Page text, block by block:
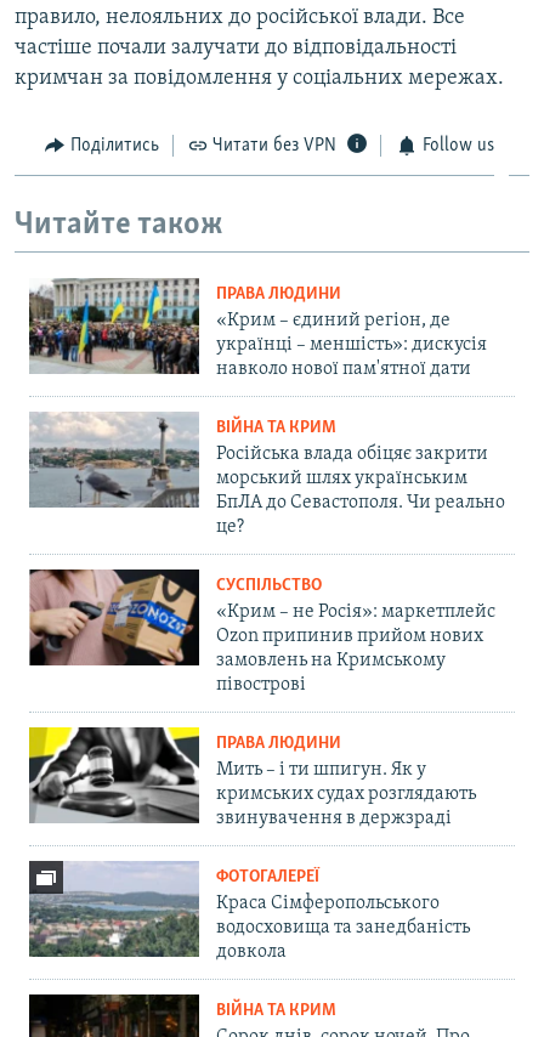
правило, нелояльних до російської влади. Все
частіше почали залучати до відповідальності
кримчан за повідомлення у соціальних мережах.
Поділитись Читати без VPN Follow us
Читайте також
ПРАВА ЛЮДИНИ
«Крим – єдиний регіон, де
українці – меншість»: дискусія
навколо нової пам'ятної дати
ВІЙНА ТА КРИМ
Російська влада обіцяє закрити
морський шлях українським
БпЛА до Севастополя. Чи реально
це?
СУСПІЛЬСТВО
«Крим – не Росія»: маркетплейс
Ozon припинив прийом нових
замовлень на Кримському
півострові
ПРАВА ЛЮДИНИ
Мить – і ти шпигун. Як у
кримських судах розглядають
звинувачення в держзраді
ФОТОГАЛЕРЕЇ
Краса Сімферопольського
водосховища та занедбаність
довкола
ВІЙНА ТА КРИМ